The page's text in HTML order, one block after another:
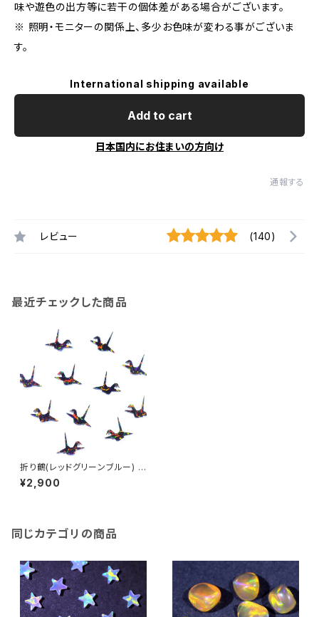
味や遊色の出方等に若干の個体差がある場合がございます。
※ 照明・モニターの関係上、多少お色味が変わる事がございま
す。
International shipping available
Add to cart
日本国内にお住まいの方向け
通報する
レビュー (140)
最近チェックした商品
折り鶴(レッドグリーンブルー) ス
ペシャル シェイプ 人工オパール
1個 - 耐熱ガラス / ボロシリケイ
¥2,900
同じカテゴリの商品